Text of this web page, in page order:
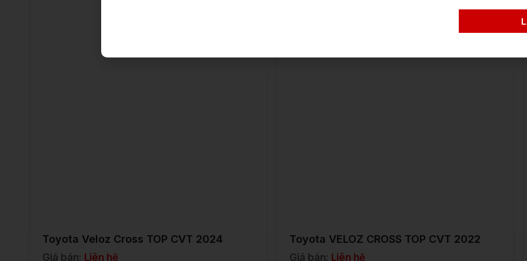
Toyota Veloz Cross TOP CVT 2024
Giá bán: Liên hệ
Toyota VELOZ CROSS TOP CVT 2022
Giá bán: Liên hệ